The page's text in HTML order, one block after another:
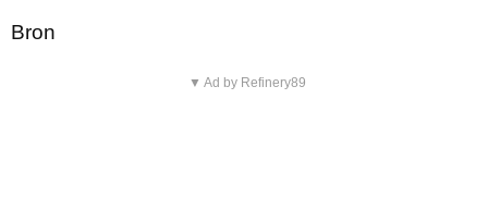
Bron
▼ Ad by Refinery89